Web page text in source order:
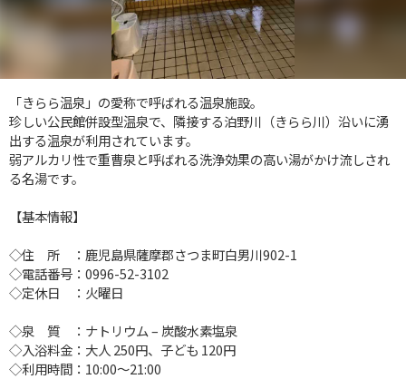
「きらら温泉」の愛称で呼ばれる温泉施設。
珍しい公民館併設型温泉で、隣接する泊野川（きらら川）沿いに湧
出する温泉が利用されています。
弱アルカリ性で重曹泉と呼ばれる洗浄効果の高い湯がかけ流しされ
る名湯です。
【基本情報】
◇住 所 ：鹿児島県薩摩郡さつま町白男川902-1
◇電話番号：0996-52-3102
◇定休日 ：火曜日
◇泉 質 ：ナトリウム – 炭酸水素塩泉
◇入浴料金：大人 250円、子ども 120円
◇利用時間：10:00～21:00